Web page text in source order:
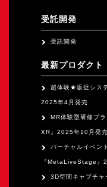
受託開発
受託開発
最新プロダクト
超体験★販促シス
2025年4月発売
MR体験型研修プ
XR』2025年10月発売
バーチャルイベン
『MetaLiveStage』
3D空間キャプチャ